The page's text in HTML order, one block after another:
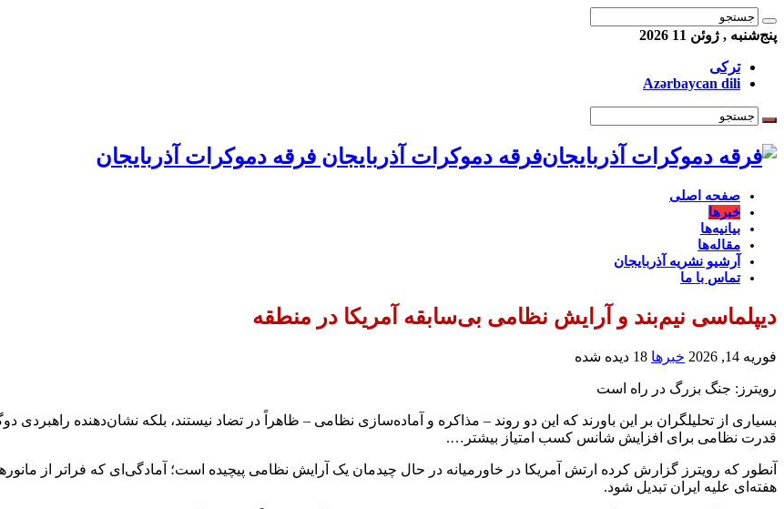
پنج‌شنبه , ژوئن 11 2026
ترکی
Azərbaycan dili
فرقه دموکرات آذربایجان فرقه دموکرات آذربایجان
صفحه اصلی
خبرها
بیانیه‌ها
مقاله‌ها
آرشیو نشریه آذربایجان
تماس با ما
دیپلماسی نیم‌بند و آرایش نظامی بی‌سابقه آمریکا در منطقه
فوریه 14, 2026 خبرها 18 دیده شده
رویترز: جنگ بزرگ در راه است
بسیاری از تحلیلگران بر این باورند که این دو روند – مذاکره و آماده‌سازی نظامی – ظاهراً در تضاد نیستند، بلکه نشان‌دهنده راهبردی
قدرت نظامی برای افزایش شانس کسب امتیاز بیشتر….
آنطور که رویترز گزارش کرده ارتش آمریکا در خاورمیانه در حال چیدمان یک آرایش نظامی پیچیده است؛ آمادگی‌ای که فراتر از
هفته‌ای علیه ایران تبدیل شود.